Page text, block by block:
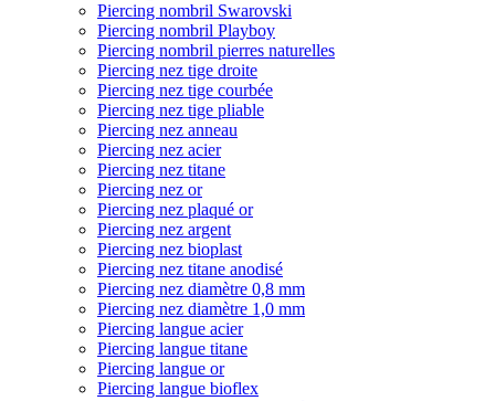
Piercing nombril Swarovski
Piercing nombril Playboy
Piercing nombril pierres naturelles
Piercing nez tige droite
Piercing nez tige courbée
Piercing nez tige pliable
Piercing nez anneau
Piercing nez acier
Piercing nez titane
Piercing nez or
Piercing nez plaqué or
Piercing nez argent
Piercing nez bioplast
Piercing nez titane anodisé
Piercing nez diamètre 0,8 mm
Piercing nez diamètre 1,0 mm
Piercing langue acier
Piercing langue titane
Piercing langue or
Piercing langue bioflex